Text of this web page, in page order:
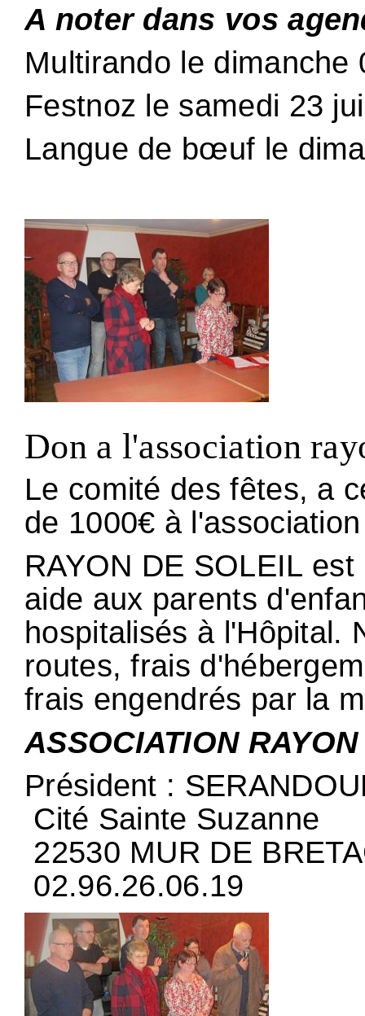
A noter dans vos
Multirando le dimanche
Festnoz le samedi 23
Langue de bœuf le
Don a l'association
Le comité des fêtes, a
de 1000€ à
RAYON DE SOLEIL
aide aux parents
hospitalisés à l'Hôpital.
routes, frais
frais engendrés par la
ASSOCIATION
Président :
Cité Sainte Suzanne
22530 MUR DE
02.96.26.06.19